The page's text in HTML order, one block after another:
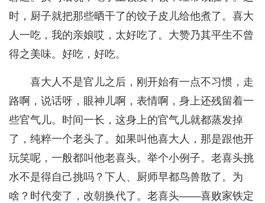
时，厨子就把那些晒干了的饺子皮儿给他煮了。喜大
人一吃，我的亲娘哎，太好吃了。大赞乃其平生不曾
得之美味。好吃，好吃。
喜大人不是官儿之后，刚开始有一点不习惯，走
路啊，说话呀，眼神儿啊，表情啊，身上还残留着一
些官气儿。时间一长，这身上的官气儿就都蒸发掉
了，纯粹一个老头了。如果叫他喜大人，那是跟他开
玩笑呢，一般都叫他老喜头。举个小例子。老喜头挑
水不是得自己挑吗？下人、厨师早都鸟兽散了。为
啥？时代变了，改朝换代了。老喜头——喜败家铁定